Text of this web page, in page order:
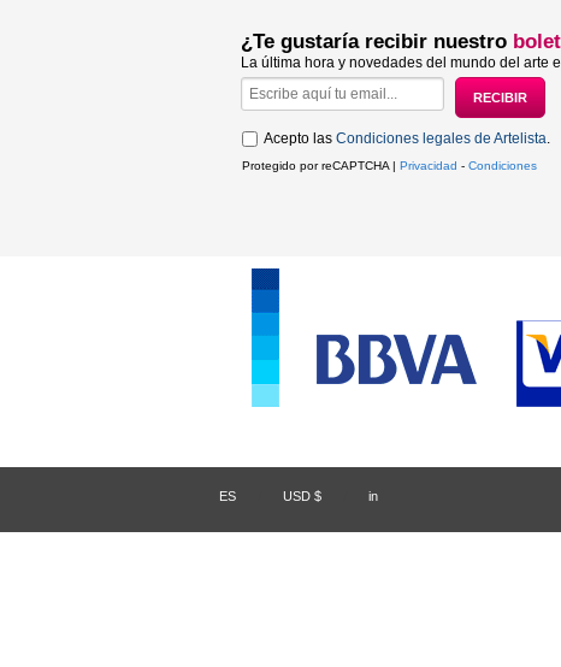
¿Te gustaría recibir nuestro
La última hora y novedades del mundo del arte
Acepto las Condiciones legales de Artelista.
Protegido por reCAPTCHA | Privacidad - Condiciones
ES USD $ in